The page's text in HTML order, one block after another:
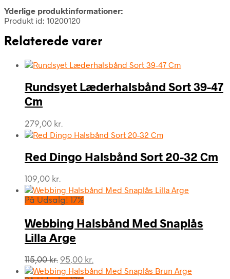
Yderlige produktinformationer:
Produkt id: 10200120
Relaterede varer
Rundsyet Læderhalsbånd Sort 39-47
Cm
279,00 kr.
Red Dingo Halsbånd Sort 20-32 Cm
109,00 kr.
På Udsalg! 17%
Webbing Halsbånd Med Snaplås
Lilla Arge
115,00kr. Den
oprindelige
95,00 kr.
aktuelle